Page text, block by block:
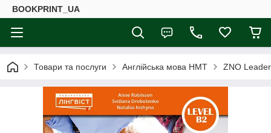
BOOKPRINT_UA
Товари та послуги Англійська мова НМТ ZNO